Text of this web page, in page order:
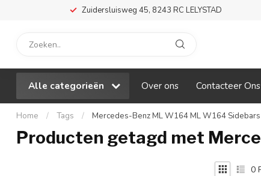
Zuidersluisweg 45, 8243 RC LELYSTAD
Alle categorieën Over ons Contacteer Ons
Home / Tags / Mercedes-Benz ML W164 ML W164
Producten getagd met
0